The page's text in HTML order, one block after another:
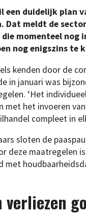
een duidelijk plan
Dat meldt de
momenteel nog
nog enigszins te
kenden door de
in januari was
‘Het
met het invoeren
compleet in
sloten de
deze maatregelen
met
verliezen